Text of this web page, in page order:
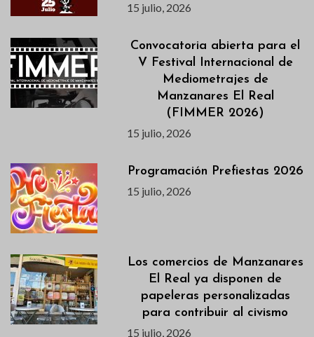
15 julio, 2026
Convocatoria abierta para el
V Festival Internacional de
Mediometrajes de
Manzanares El Real
(FIMMER 2026)
15 julio, 2026
Programación Prefiestas 2026
15 julio, 2026
Los comercios de Manzanares
El Real ya disponen de
papeleras personalizadas
para contribuir al civismo
15 julio, 2026